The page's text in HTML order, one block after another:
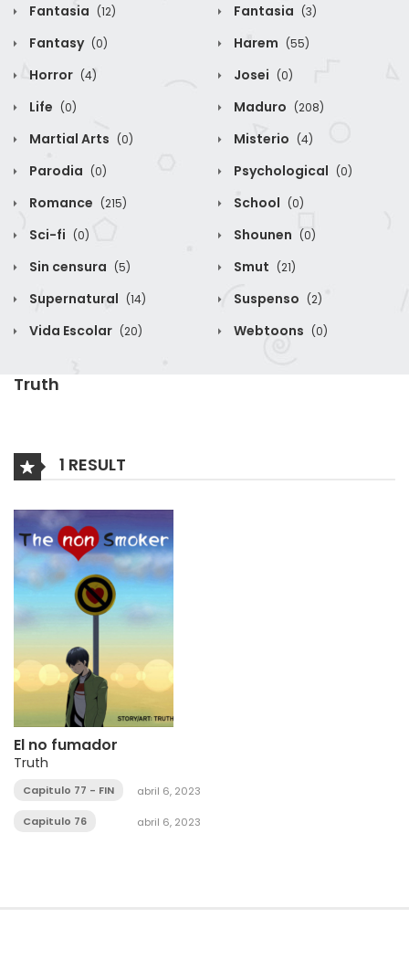
Fantasia (12) Fantasia (3)
Fantasy (0) Harem (55)
Horror (4) Josei (0)
Life (0) Maduro (208)
Martial Arts (0) Misterio (4)
Parodia (0) Psychological (0)
Romance (215) School (0)
Sci-fi (0) Shounen (0)
Sin censura (5) Smut (21)
Supernatural (14) Suspenso (2)
Vida Escolar (20) Webtoons (0)
Truth
1 RESULT
El no fumador
Truth
Capitulo 77 - FIN abril 6, 2023
Capitulo 76 abril 6, 2023